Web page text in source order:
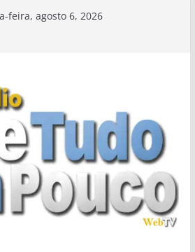
feira, agosto 6, 2026